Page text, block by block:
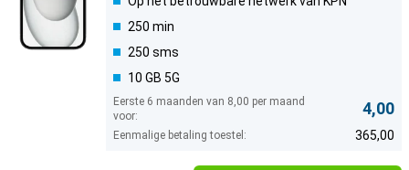
250 min
250 sms
10 GB 5G
Eerste 6 maanden van 8,00 per maand
voor:
4,00
Eenmalige betaling toestel: 365,00